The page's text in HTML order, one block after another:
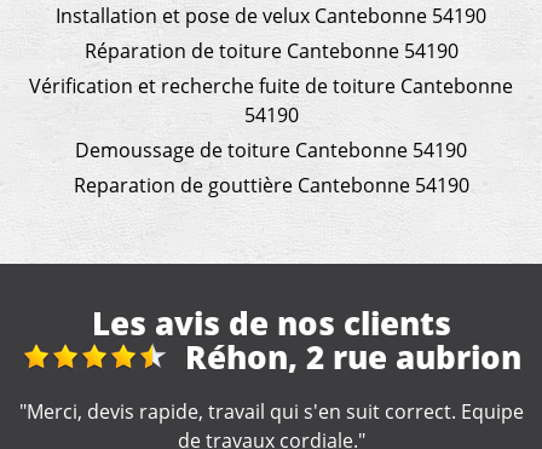
Installation et pose de velux Cantebonne 54190
Réparation de toiture Cantebonne 54190
Vérification et recherche fuite de toiture Cantebonne
54190
Demoussage de toiture Cantebonne 54190
Reparation de gouttière Cantebonne 54190
Les avis de nos clients
Equipe
Nettoyage
"Artisan très professionnel et d'une
remarquable. Je recommande."